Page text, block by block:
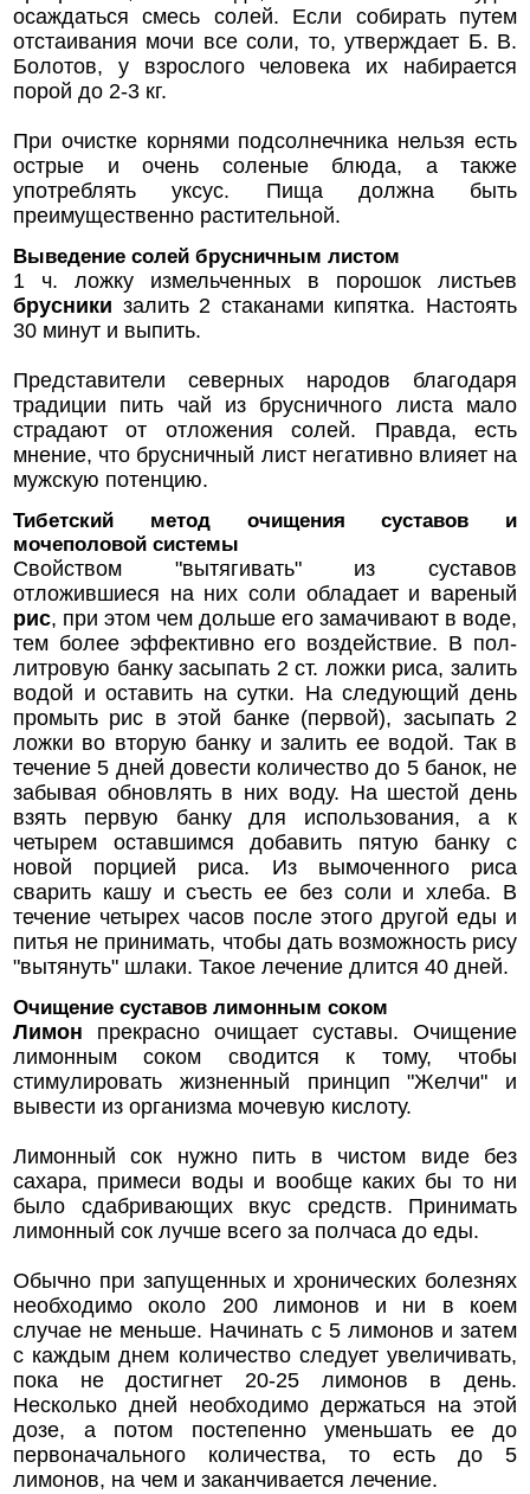
осаждаться смесь солей. Если собирать путем
отстаивания мочи все соли, то, утверждает Б. В.
Болотов, у взрослого человека их набирается
порой до 2-3 кг.
При очистке корнями подсолнечника нельзя есть
острые и очень соленые блюда, а также
употреблять уксус. Пища должна быть
преимущественно растительной.
Выведение солей брусничным листом
1 ч. ложку измельченных в порошок листьев
брусники залить 2 стаканами кипятка. Настоять
30 минут и выпить.
Представители северных народов благодаря
традиции пить чай из брусничного листа мало
страдают от отложения солей. Правда, есть
мнение, что брусничный лист негативно влияет на
мужскую потенцию.
Тибетский метод очищения суставов и
мочеполовой системы
Свойством "вытягивать" из суставов
отложившиеся на них соли обладает и вареный
рис, при этом чем дольше его замачивают в воде,
тем более эффективно его воздействие. В пол-
литровую банку засыпать 2 ст. ложки риса, залить
водой и оставить на сутки. На следующий день
промыть рис в этой банке (первой), засыпать 2
ложки во вторую банку и залить ее водой. Так в
течение 5 дней довести количество до 5 банок, не
забывая обновлять в них воду. На шестой день
взять первую банку для использования, а к
четырем оставшимся добавить пятую банку с
новой порцией риса. Из вымоченного риса
сварить кашу и съесть ее без соли и хлеба. В
течение четырех часов после этого другой еды и
питья не принимать, чтобы дать возможность рису
"вытянуть" шлаки. Такое лечение длится 40 дней.
Очищение суставов лимонным соком
Лимон прекрасно очищает суставы. Очищение
лимонным соком сводится к тому, чтобы
стимулировать жизненный принцип "Желчи" и
вывести из организма мочевую кислоту.
Лимонный сок нужно пить в чистом виде без
сахара, примеси воды и вообще каких бы то ни
было сдабривающих вкус средств. Принимать
лимонный сок лучше всего за полчаса до еды.
Обычно при запущенных и хронических болезнях
необходимо около 200 лимонов и ни в коем
случае не меньше. Начинать с 5 лимонов и затем
с каждым днем количество следует увеличивать,
пока не достигнет 20-25 лимонов в день.
Несколько дней необходимо держаться на этой
дозе, а потом постепенно уменьшать ее до
первоначального количества, то есть до 5
лимонов, на чем и заканчивается лечение.